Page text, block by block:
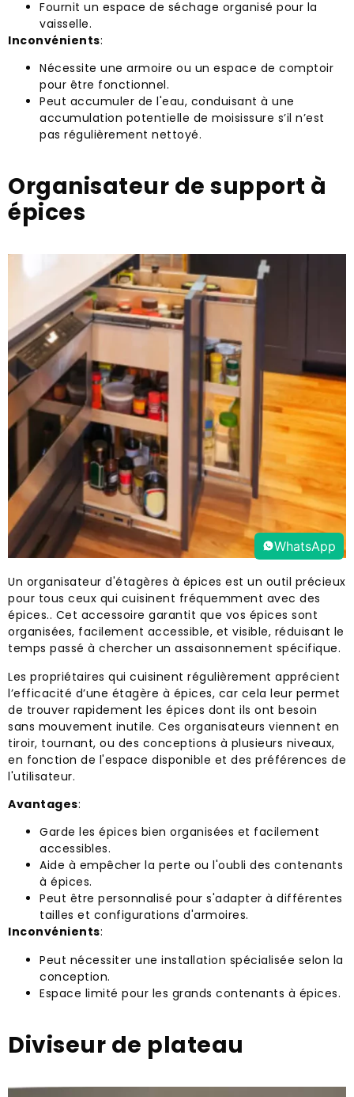
Fournit un espace de séchage organisé pour la
vaisselle.
Inconvénients:
Nécessite une armoire ou un espace de comptoir
pour être fonctionnel.
Peut accumuler de l'eau, conduisant à une
accumulation potentielle de moisissure s’il n’est
pas régulièrement nettoyé.
Organisateur de support à
épices
Un organisateur d'étagères à épices est un outil précieux
pour tous ceux qui cuisinent fréquemment avec des
épices.. Cet accessoire garantit que vos épices sont
organisées, facilement accessible, et visible, réduisant le
temps passé à chercher un assaisonnement spécifique.
Les propriétaires qui cuisinent régulièrement apprécient
l’efficacité d’une étagère à épices, car cela leur permet
de trouver rapidement les épices dont ils ont besoin
sans mouvement inutile. Ces organisateurs viennent en
tiroir, tournant, ou des conceptions à plusieurs niveaux,
en fonction de l'espace disponible et des préférences de
l'utilisateur.
Avantages:
Garde les épices bien organisées et facilement
accessibles.
Aide à empêcher la perte ou l'oubli des contenants
à épices.
Peut être personnalisé pour s'adapter à différentes
tailles et configurations d'armoires.
Inconvénients:
Peut nécessiter une installation spécialisée selon la
conception.
Espace limité pour les grands contenants à épices.
Diviseur de plateau
WhatsApp